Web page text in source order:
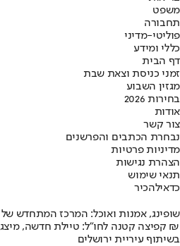
משפט
תחבורה
פוליטי-מדיני
כללי ומידע
דף הבית
זמני כניסת וצאת שבת
מגזין השבוע
בחירות 2026
אודות
צור קשר
נבחרת הכתבים והפרשנים
מדיניות פרטיות
הצהרת נגישות
תנאי שימוש
כדאילהכיר
שופינג, אמנות ואוכל: המרכז המתחדש
קפיצה קטנה לחו"ל: טיילת חדשה, מיצגי אמנות, וכיכרות משופצות בהשקעה של 100 מיליון ₪
בשיתוף עיריית ירושלים